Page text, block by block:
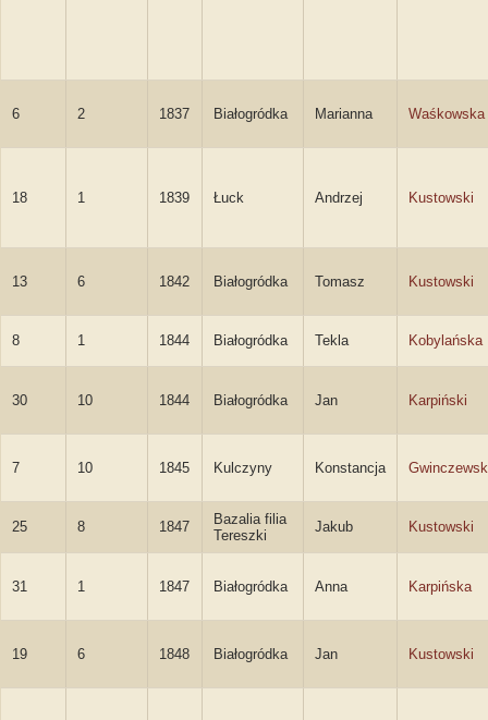
6 2 1837 Białogródka Marianna Waśkowska
18 1 1839 Łuck Andrzej Kustowski
13 6 1842 Białogródka Tomasz Kustowski
8 1 1844 Białogródka Tekla Kobylańska
30 10 1844 Białogródka Jan Karpiński
7 10 1845 Kulczyny Konstancja
25 8 1847
Bazalia filia
Tereszki
Jakub Kustowski
31 1 1847 Białogródka Anna Karpińska
19 6 1848 Białogródka Jan Kustowski